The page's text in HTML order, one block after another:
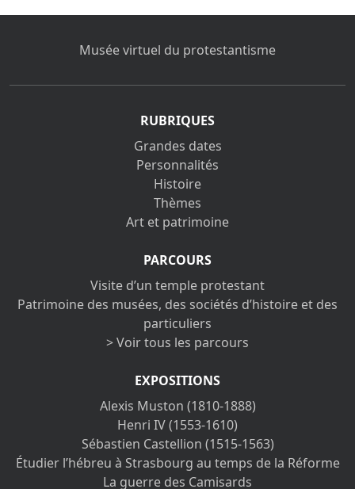
Musée virtuel du protestantisme
RUBRIQUES
Grandes dates
Personnalités
Histoire
Thèmes
Art et patrimoine
PARCOURS
Visite d’un temple protestant
Patrimoine des musées, des sociétés d’histoire et des
particuliers
> Voir tous les parcours
EXPOSITIONS
Alexis Muston (1810-1888)
Henri IV (1553-1610)
Sébastien Castellion (1515-1563)
Étudier l’hébreu à Strasbourg au temps de la Réforme
La guerre des Camisards